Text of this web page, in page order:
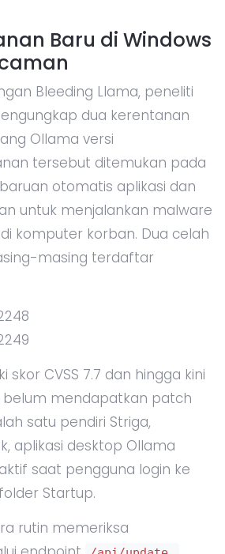
Baru di Windows
Bleeding Llama, peneliti
dua kerentanan
Ollama versi
tersebut ditemukan pada
otomatis aplikasi dan
untuk menjalankan malware
komputer korban. Dua celah
masing terdaftar
skor CVSS 7.7 dan hingga kini
belum mendapatkan patch
satu pendiri Striga,
aplikasi desktop Ollama
saat pengguna login ke
Startup.
rutin memeriksa